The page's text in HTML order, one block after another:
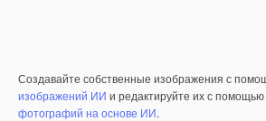
Создавайте собственные изображения с
изображений ИИ и редактируйте их с
фотографий на основе ИИ.